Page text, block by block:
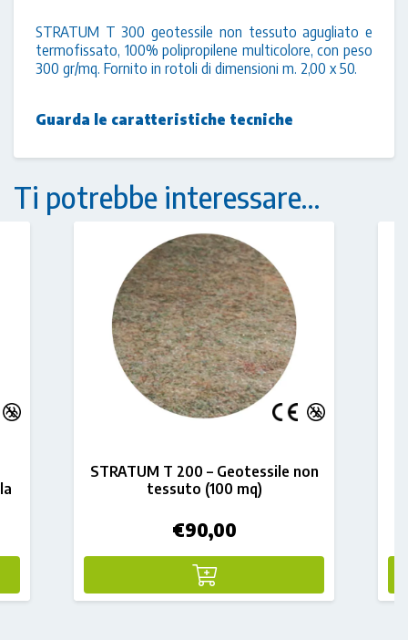
STRATUM T 300 geotessile non tessuto agugliato e
termofissato, 100% polipropilene multicolore, con peso
300 gr/mq. Fornito in rotoli di dimensioni m. 2,00 x 50.
Guarda le caratteristiche tecniche
Ti potrebbe interessare…
STRATUM T 200 – Geotessile non
tessuto (100 mq)
€90,00